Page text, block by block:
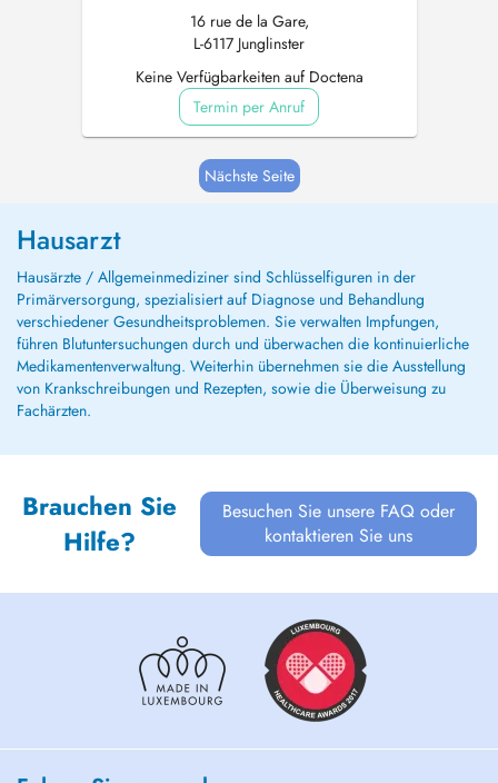
16 rue de la Gare,
L-6117 Junglinster
Keine Verfügbarkeiten auf Doctena
Termin per Anruf
Nächste Seite
Hausarzt
Hausärzte / Allgemeinmediziner sind Schlüsselfiguren in der
Primärversorgung, spezialisiert auf Diagnose und Behandlung
verschiedener Gesundheitsproblemen. Sie verwalten Impfungen,
führen Blutuntersuchungen durch und überwachen die kontinuierliche
Medikamentenverwaltung. Weiterhin übernehmen sie die Ausstellung
von Krankschreibungen und Rezepten, sowie die Überweisung zu
Fachärzten.
Brauchen Sie
Hilfe?
Besuchen Sie unsere FAQ oder
kontaktieren Sie uns